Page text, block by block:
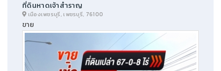
ที่ดินหาดเจ้าสำราญ
เมืองเพชรบุรี, เพชรบุรี, 76100
ขาย